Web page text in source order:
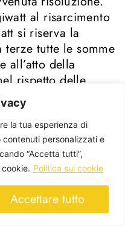
la tua esperienza di
personalizzati e
“Accetta tutti”,
Politica sui cookie
Accettare tutto
al risarcimento
si riserva la
tutte le somme
all’atto della
rispetto delle
1264 c.c..
che abbia come
di terzi soggetti
al di fuori
il terminale del
all’asserito traffico
rimangono